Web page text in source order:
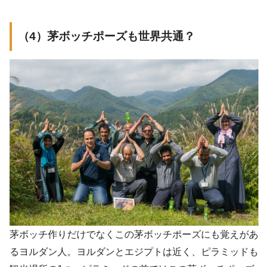
（4）茅ボッチポーズも世界共通？
茅ボッチ作りだけでなくこの茅ボッチポーズにも覚えがあ
るヨルダン人。ヨルダンとエジプトは近く、ピラミッドも